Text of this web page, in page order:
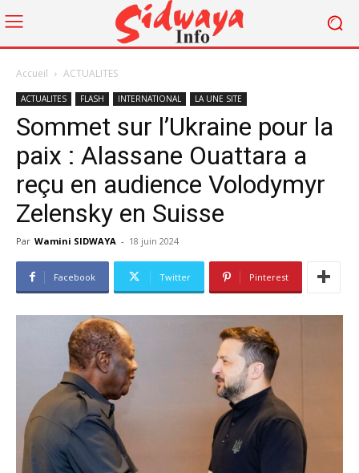
Accueil ACTUALITES
ACTUALITES FLASH INTERNATIONAL LA UNE SITE
Sommet sur l’Ukraine pour la
paix : Alassane Ouattara a
reçu en audience Volodymyr
Zelensky en Suisse
Par Wamini SIDWAYA - 18 juin 2024
Facebook Twitter Pinterest